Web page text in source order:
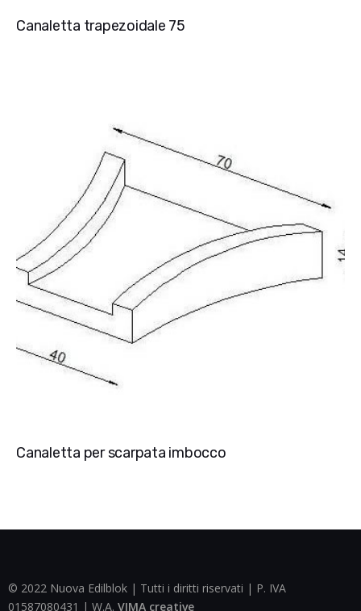
Canaletta trapezoidale 75
Canaletta per scarpata imbocco
© 2022 Nuova Edilblok | Tutti i diritti riservati | P. IVA
01587080431 | W.A. VIMA creative